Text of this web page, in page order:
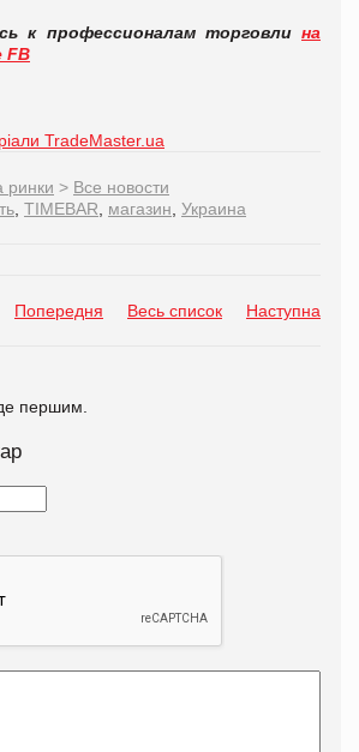
к профессионалам торговли на
FB
TradeMaster.ua
ринки > Все новости
TIMEBAR магазин Украина
Попередня Весь список Наступна
першим.